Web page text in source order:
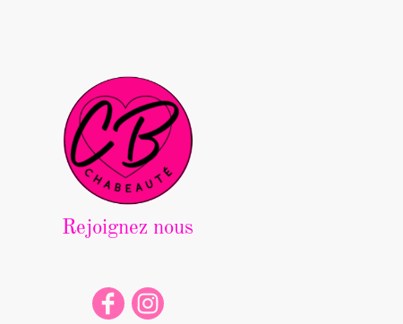
Rejoignez nous